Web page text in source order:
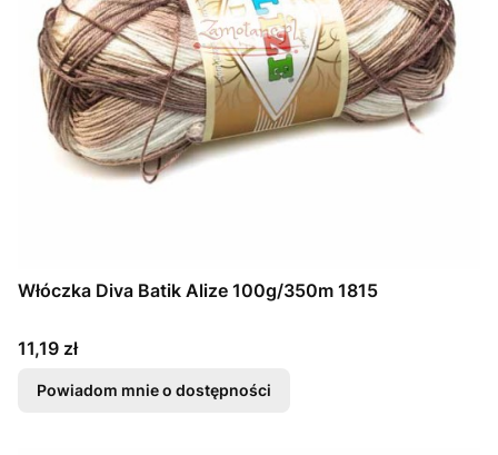
Włóczka Diva Batik Alize 100g/350m 1815
Cena
11,19 zł
Powiadom mnie o dostępności